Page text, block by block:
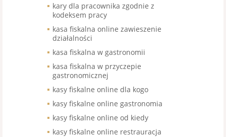
kary dla pracownika zgodnie z
kodeksem pracy
kasa fiskalna online zawieszenie
działalności
kasa fiskalna w gastronomii
kasa fiskalna w przyczepie
gastronomicznej
kasy fiskalne online dla kogo
kasy fiskalne online gastronomia
kasy fiskalne online od kiedy
kasy fiskalne online restrauracja